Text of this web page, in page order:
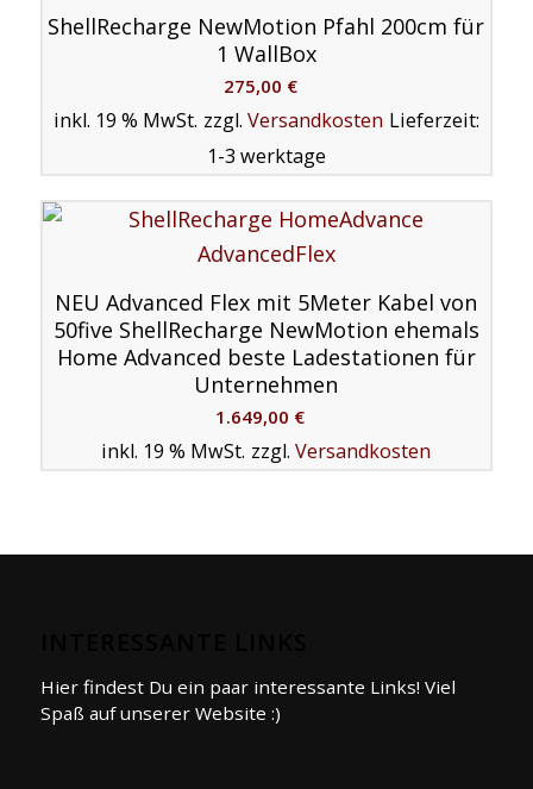
ShellRecharge NewMotion Pfahl 200cm für
1 WallBox
275,00 €
inkl. 19 % MwSt. zzgl. Versandkosten Lieferzeit:
1-3 werktage
NEU Advanced Flex mit 5Meter Kabel von
50five ShellRecharge NewMotion ehemals
Home Advanced beste Ladestationen für
Unternehmen
1.649,00 €
inkl. 19 % MwSt. zzgl.Versandkosten
Hier findest Du ein paar interessante Links! Viel
Spaß auf unserer Website :)